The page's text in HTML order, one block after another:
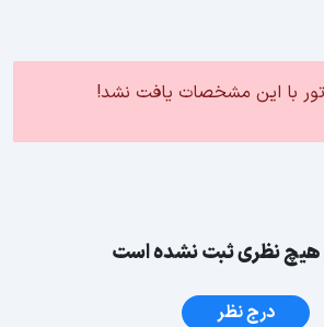
تور با این مشخصات یافت نشد!
هیچ نظری ثبت نشده است
درج نظر